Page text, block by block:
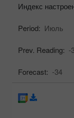
Индекс
Period: Июль
Prev. Reading: -
Forecast: -34